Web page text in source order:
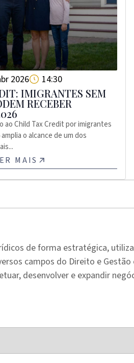
2026 14:30
IMIGRANTES SEM
RECEBER
ao Child Tax Credit por imigrantes
o alcance de um dos
MAIS
de forma estratégica,
campos do Direito e
desenvolver e expandir